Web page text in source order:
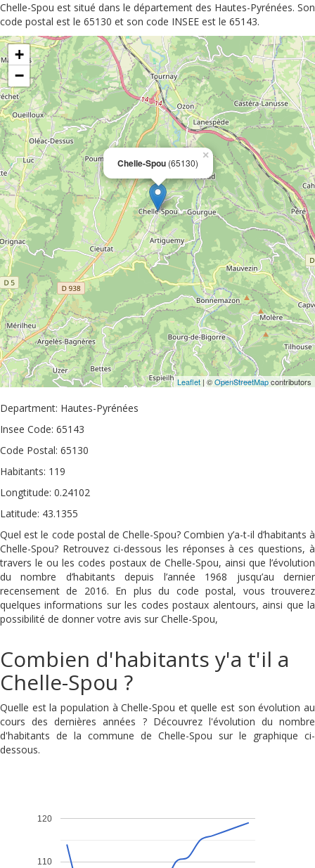
Chelle-Spou est situé dans le département des Hautes-Pyrénées. Son
code postal est le 65130 et son code INSEE est le 65143.
Chelle-Spou (65130)
×
+
−
Leaflet | ©OpenStreetMapcontributors
Department: Hautes-Pyrénées
Insee Code: 65143
Code Postal: 65130
Habitants: 119
Longtitude: 0.24102
Latitude: 43.1355
Quel est le code postal de Chelle-Spou? Combien y’a-t-il d’habitants à
Chelle-Spou? Retrouvez ci-dessous les réponses à ces questions, à
travers le ou les codes postaux de Chelle-Spou, ainsi que l’évolution
du nombre d’habitants depuis l’année 1968 jusqu’au dernier
recensement de 2016. En plus du code postal, vous trouverez
quelques informations sur les codes postaux alentours, ainsi que la
possibilité de donner votre avis sur Chelle-Spou,
Combien d'habitants y'a t'il a
Chelle-Spou ?
Quelle est la population à Chelle-Spou et quelle est son évolution au
cours des dernières années ? Découvrez l'évolution du nombre
d'habitants de la commune de Chelle-Spou sur le graphique ci-
dessous.
110
120